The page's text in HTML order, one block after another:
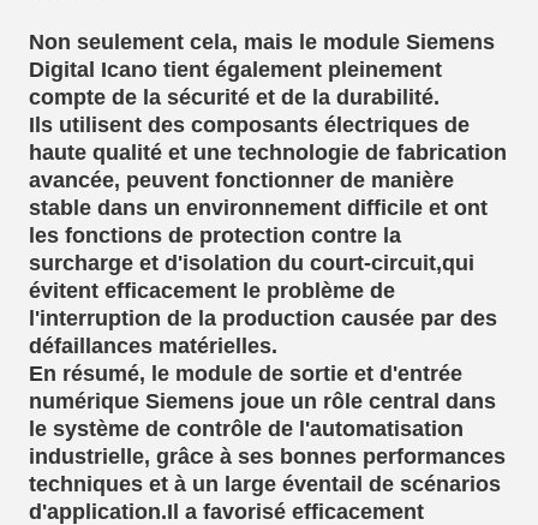
Non seulement cela, mais le module Siemens
Digital Icano tient également pleinement
compte de la sécurité et de la durabilité.
Ils utilisent des composants électriques de
haute qualité et une technologie de fabrication
avancée, peuvent fonctionner de manière
stable dans un environnement difficile et ont
les fonctions de protection contre la
surcharge et d'isolation du court-circuit,qui
évitent efficacement le problème de
l'interruption de la production causée par des
défaillances matérielles.
En résumé, le module de sortie et d'entrée
numérique Siemens joue un rôle central dans
le système de contrôle de l'automatisation
industrielle, grâce à ses bonnes performances
techniques et à un large éventail de scénarios
d'application.Il a favorisé efficacement